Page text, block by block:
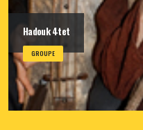
Hadouk 4tet
GROUPE